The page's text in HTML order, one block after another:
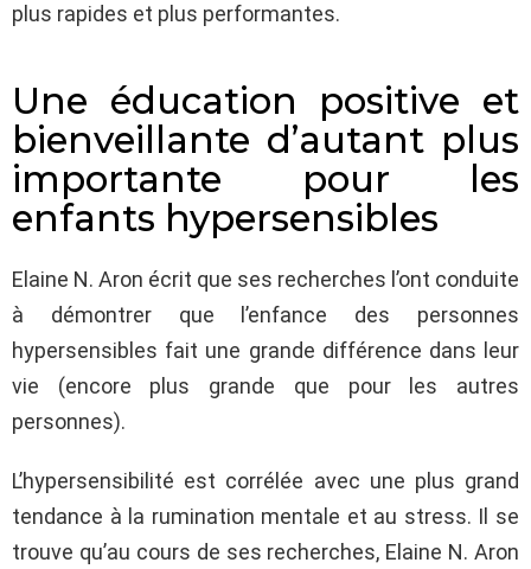
plus rapides et plus performantes.
Une éducation positive et
bienveillante d’autant plus
importante pour les
enfants hypersensibles
Elaine N. Aron écrit que ses recherches l’ont conduite
à démontrer que l’enfance des personnes
hypersensibles fait une grande différence dans leur
vie (encore plus grande que pour les autres
personnes).
L’hypersensibilité est corrélée avec une plus grand
tendance à la rumination mentale et au stress. Il se
trouve qu’au cours de ses recherches, Elaine N. Aron